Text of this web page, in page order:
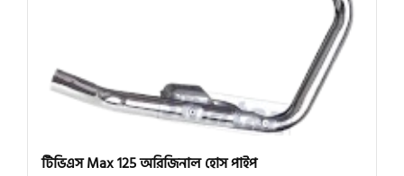
টিভিএস Max 125 অরিজিনাল হোস পাইপ